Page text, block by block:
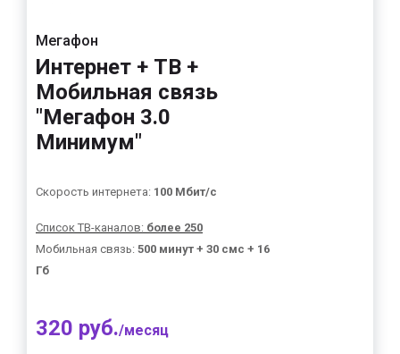
Мегафон
Интернет + ТВ +
Мобильная связь
"Мегафон 3.0
Минимум"
Скорость интернета: 100 Мбит/с
Список ТВ-каналов: более 250
Мобильная связь: 500 минут + 30 смс + 16
Гб
320 руб./месяц